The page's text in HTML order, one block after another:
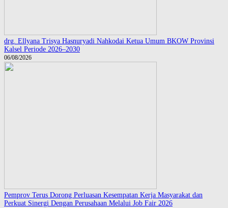
drg. Ellyana Trisya Hasnuryadi Nahkodai Ketua Umum BKOW Provinsi
Kalsel Periode 2026–2030
06/08/2026
Pemprov Terus Dorong Perluasan Kesempatan Kerja Masyarakat dan
Perkuat Sinergi Dengan Perusahaan Melalui Job Fair 2026